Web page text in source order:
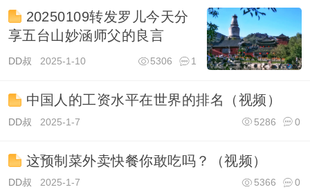
20250109转发罗儿今天分
享五台山妙涵师父的良言
DD叔 2025-1-10 1
5306
中国人的工资水平在世界的排名（视频）
DD叔 2025-1-7 0
5286
这预制菜外卖快餐你敢吃吗？（视频）
DD叔 2025-1-7 0
5366